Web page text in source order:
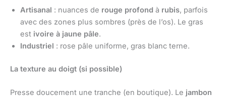
Artisanal : nuances de rouge profond à rubis, parfois
avec des zones plus sombres (près de l’os). Le gras
est ivoire à jaune pâle.
Industriel : rose pâle uniforme, gras blanc terne.
La texture au doigt (si possible)
Presse doucement une tranche (en boutique). Le jambon